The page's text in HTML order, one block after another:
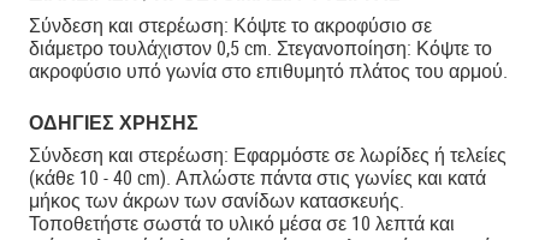
Σύνδεση και στερέωση: Κόψτε το ακροφύσιο σε
διάμετρο τουλάχιστον 0,5 cm. Στεγανοποίηση: Κόψτε το
ακροφύσιο υπό γωνία στο επιθυμητό πλάτος του αρμού.
ΟΔΗΓΊΕΣ ΧΡΉΣΗΣ
Σύνδεση και στερέωση: Εφαρμόστε σε λωρίδες ή τελείες
(κάθε 10 - 40 cm). Απλώστε πάντα στις γωνίες και κατά
μήκος των άκρων των σανίδων κατασκευής.
Τοποθετήστε σωστά το υλικό μέσα σε 10 λεπτά και